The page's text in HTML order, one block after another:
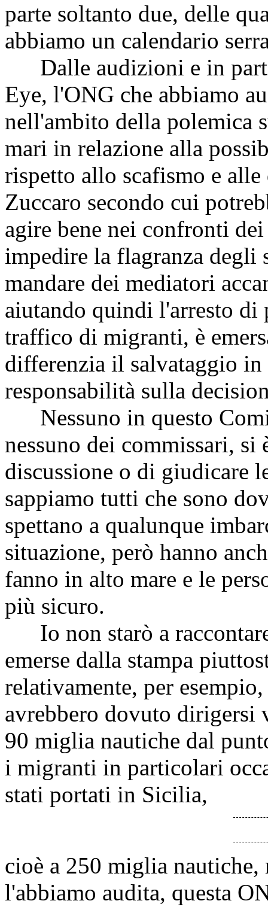
parte soltanto due, delle
abbiamo un calendario
Dalle audizioni e in
Eye, l'ONG che abbiamo
nell'ambito della polemica
mari in relazione alla
rispetto allo scafismo e
Zuccaro secondo cui
agire bene nei confronti
impedire la flagranza degli
mandare dei mediatori
aiutando quindi l'arresto di
traffico di migranti, è
differenzia il salvataggio
responsabilità sulla
Nessuno in questo
nessuno dei commissari, si
discussione o di giudicare
sappiamo tutti che sono
spettano a qualunque
situazione, però hanno
fanno in alto mare e le
più sicuro.
Io non starò a
emerse dalla stampa
relativamente, per
avrebbero dovuto dirigersi
90 miglia nautiche dal
i migranti in particolari
stati portati in Sicilia,
cioè a 250 miglia nautiche,
l'abbiamo audita, questa